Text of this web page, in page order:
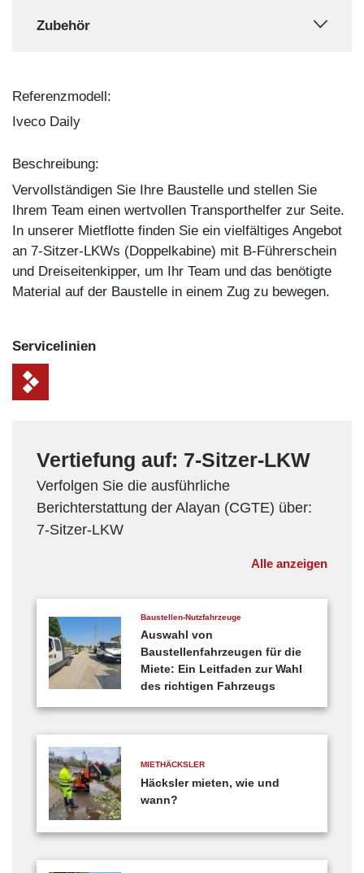
Zubehör
Referenzmodell:
Iveco Daily
Beschreibung:
Vervollständigen Sie Ihre Baustelle und stellen Sie
Ihrem Team einen wertvollen Transporthelfer zur Seite.
In unserer Mietflotte finden Sie ein vielfältiges Angebot
an 7-Sitzer-LKWs (Doppelkabine) mit B-Führerschein
und Dreiseitenkipper, um Ihr Team und das benötigte
Material auf der Baustelle in einem Zug zu bewegen.
Service­linien
Vertiefung auf: 7-Sitzer-LKW
Alle anzeigen
Verfolgen Sie die ausführliche
Berichterstattung der Alayan (CGTE) über:
7-Sitzer-LKW
Baustellen-Nutzfahrzeuge
Auswahl von
Baustellenfahrzeugen für die
Miete: Ein Leitfaden zur Wahl
des richtigen Fahrzeugs
MIETHÄCKSLER
Häcksler mieten, wie und
wann?